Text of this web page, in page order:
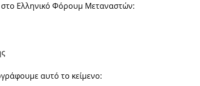
Ελληνικό Φόρουμ Μεταναστών:
αυτό το κείμενο: